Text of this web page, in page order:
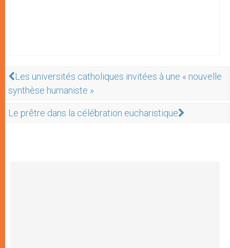
Les universités catholiques invitées à une « nouvelle
synthèse humaniste »
Le prêtre dans la célébration eucharistique